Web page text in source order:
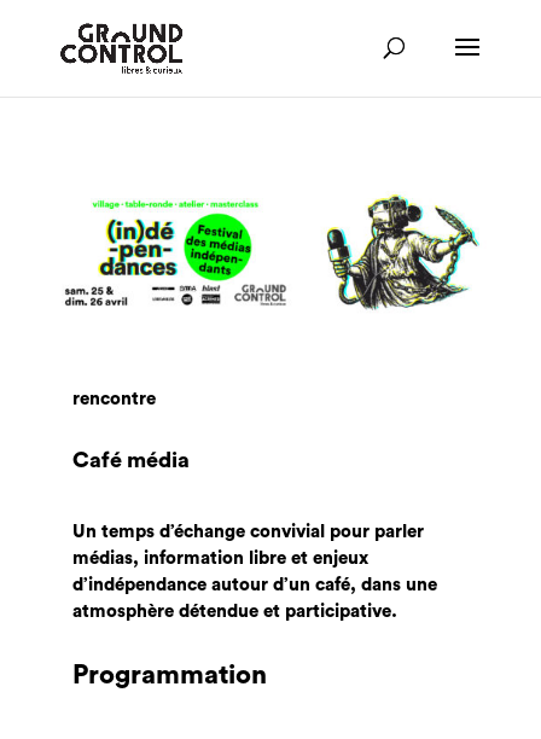
rencontre
Café média
Un temps d’échange convivial pour parler
médias, information libre et enjeux
d’indépendance autour d’un café, dans une
atmosphère détendue et participative.
Programmation